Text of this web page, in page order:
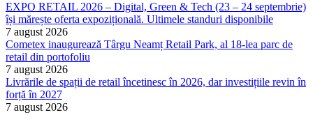
EXPO RETAIL 2026 – Digital, Green & Tech (23 – 24 septembrie)
își mărește oferta expozițională. Ultimele standuri disponibile
7 august 2026
Cometex inaugurează Târgu Neamț Retail Park, al 18-lea parc de
retail din portofoliu
7 august 2026
Livrările de spații de retail încetinesc în 2026, dar investițiile revin în
forță în 2027
7 august 2026